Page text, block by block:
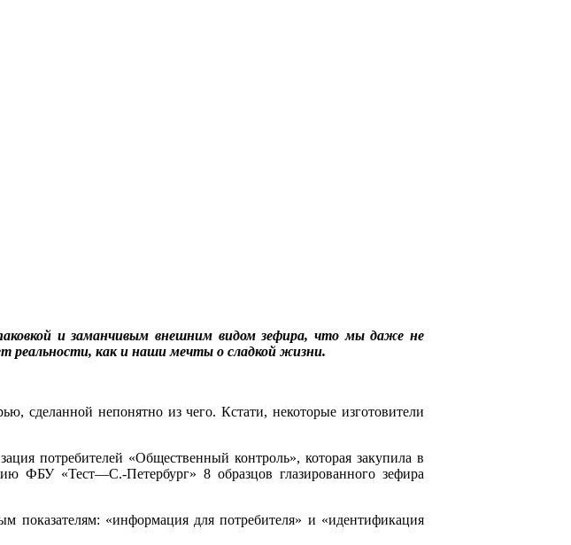
и заманчивым внешним видом зефира, что мы даже не
реальности, как и наши мечты о сладкой жизни.
сделанной непонятно из чего. Кстати, некоторые изготовители
потребителей «Общественный контроль», которая закупила в
ФБУ «Тест—С.-Петербург» 8 образцов глазированного зефира
показателям: «информация для потребителя» и «идентификация